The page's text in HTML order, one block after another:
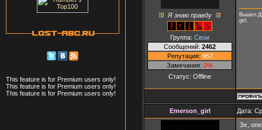
This feature is for Premium users only!
This feature is for Premium users only!
This feature is for Premium users only!
Я знаю правду
Группа: Свои
Сообщений: 2462
Репутация: 957
Замечания: 0%
Статус: Offline
Вышел
girl.
Emerson_girl Дата:
Эх,